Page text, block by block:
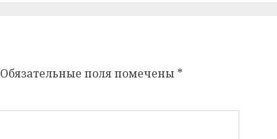
Обязательные поля помечены *